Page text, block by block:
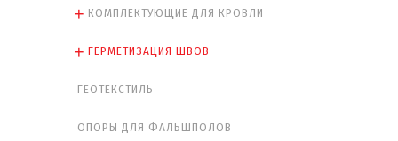
КОМПЛЕКТУЮЩИЕ ДЛЯ КРОВЛИ
ГЕРМЕТИЗАЦИЯ ШВОВ
ГЕОТЕКСТИЛЬ
ОПОРЫ ДЛЯ ФАЛЬШПОЛОВ